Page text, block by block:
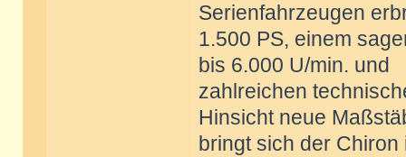
Serienfahrzeugen
1.500 PS, einem
bis 6.000 U/min. und
zahlreichen
Hinsicht neue
bringt sich der